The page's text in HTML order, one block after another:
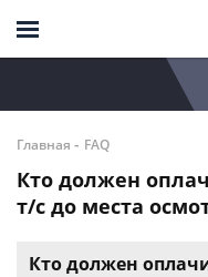
Главная - FAQ
Кто должен
т/с до места
Кто должен